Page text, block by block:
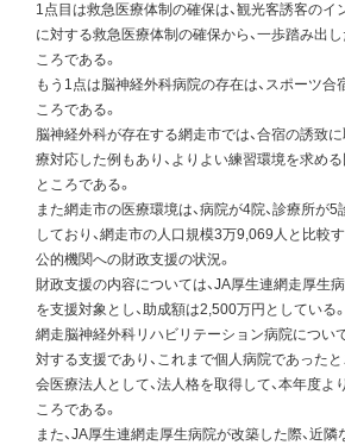
1点目は救急医療体制の確保は、観光客誘客のイ
に対する救急医療体制の確保から、一歩踏み出
ころである。
もう1点は脳神経外科病院の存在は、スポーツ合
ころである。
脳神経外科が存在する網走市では、合宿の誘致
療対応した例もあり、よりよい練習環境を求め
ところである。
また網走市の医療環境は、病院が4院、診療所が
しており、網走市の人口規模3万9,069人と比較
公的機関への財政支援の状況。
財政支援の内容については、JA厚生連網走厚生
を支援対象とし、助成額は2,500万円としている。
網走脳神経外科リハビリテーション病院につい
対する支援であり、これまで個人病院であった
会医療法人として、法人格を取得して、本年度よ
ころである。
また、JA厚生連網走厚生病院が改築した際、近